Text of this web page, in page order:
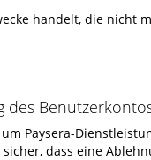
handelt, die
des
Paysera-
dass eine